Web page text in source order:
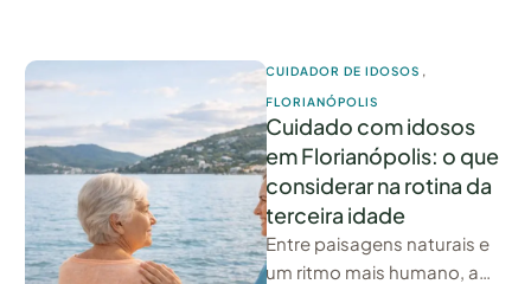
CUIDADOR DE IDOSOS ,
FLORIANÓPOLIS
Cuidado com idosos
em Florianópolis: o que
considerar na rotina da
terceira idade
Entre paisagens naturais e
um ritmo mais humano, a